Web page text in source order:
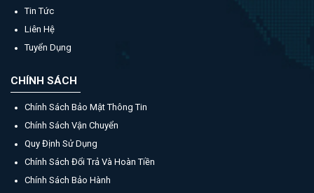
Tin Tức
Liên Hệ
Tuyển Dụng
CHÍNH SÁCH
Chính Sách Bảo Mật Thông Tin
Chính Sách Vận Chuyển
Quy Định Sử Dụng
Chính Sách Đổi Trả Và Hoàn Tiền
Chính Sách Bảo Hành